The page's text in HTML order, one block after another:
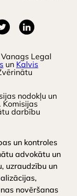
Legal
un Kalvis
nodokļu un
darbību
un kontroles
advokātu un
uzraudzību un
novēršanas